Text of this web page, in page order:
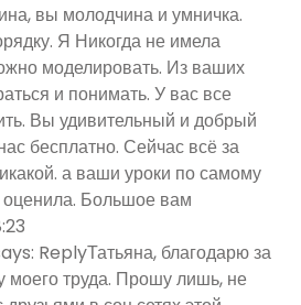
вы молодчина и умничка.
Я Никогда не имела
моделировать. Из ваших
и понимать. У вас все
Вы удивительный и добрый
бесплатно. Сейчас всё за
а ваши уроки по самому
Большое вам
ReplyТатьяна, благодарю за
моего труда. Прошу лишь, не